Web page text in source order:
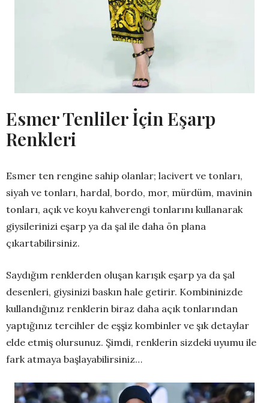
Esmer Tenliler İçin Eşarp
Renkleri
Esmer ten rengine sahip olanlar; lacivert ve tonları,
siyah ve tonları, hardal, bordo, mor, mürdüm, mavinin
tonları, açık ve koyu kahverengi tonlarını kullanarak
giysilerinizi eşarp ya da şal ile daha ön plana
çıkartabilirsiniz.
Saydığım renklerden oluşan karışık eşarp ya da şal
desenleri, giysinizi baskın hale getirir. Kombininizde
kullandığınız renklerin biraz daha açık tonlarından
yaptığınız tercihler de eşşiz kombinler ve şık detaylar
elde etmiş olursunuz. Şimdi, renklerin sizdeki uyumu ile
fark atmaya başlayabilirsiniz…